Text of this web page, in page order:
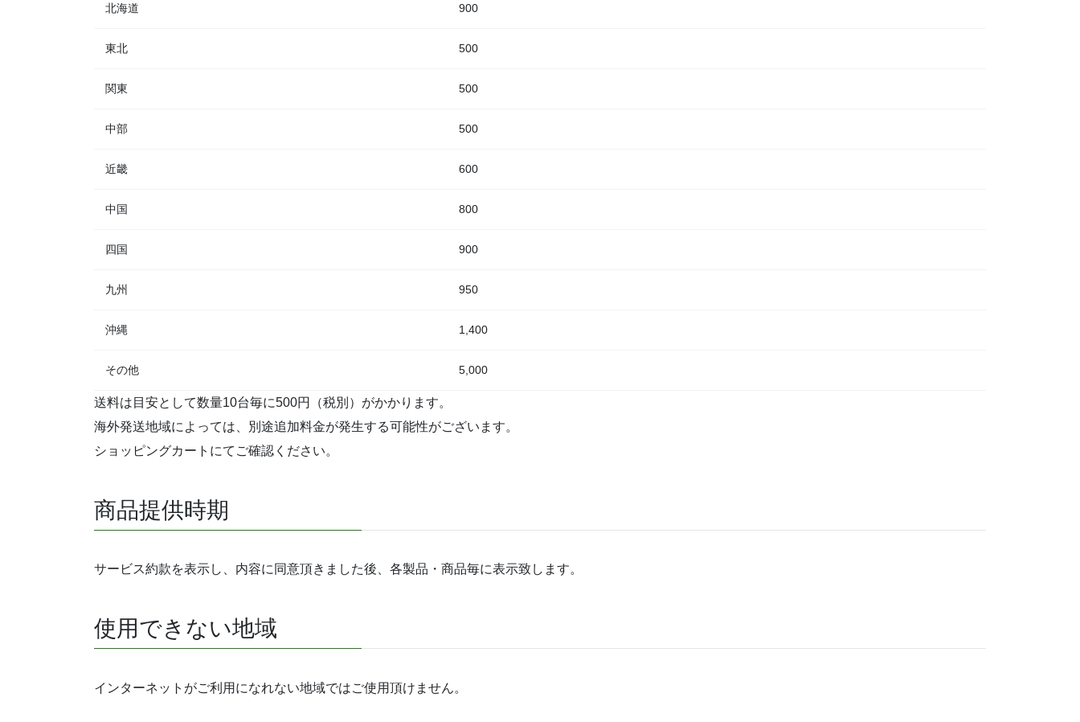
北海道 900
東北 500
関東 500
中部 500
近畿 600
中国 800
四国 900
九州 950
沖縄 1,400
その他 5,000
送料は目安として数量10台毎に500円（税別）がかかります。
海外発送地域によっては、別途追加料金が発生する可能性がございます。
ショッピングカートにてご確認ください。
商品提供時期
サービス約款を表示し、内容に同意頂きました後、各製品・商品毎に表示致します。
使用できない地域
インターネットがご利用になれない地域ではご使用頂けません。